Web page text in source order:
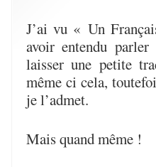
J’ai vu « Un
avoir entendu
laisser une petite
même ci cela,
je l’admet.
Mais quand même !